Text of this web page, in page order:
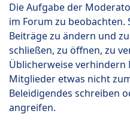
Die Aufgabe der
im Forum zu beobachten.
Beiträge zu ändern und
schließen, zu öffnen, zu
Üblicherweise verhindern
Mitglieder etwas nicht
Beleidigendes schreiben
angreifen.